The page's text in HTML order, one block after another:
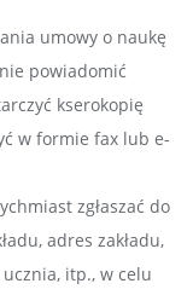
umowy o naukę
powiadomić
kserokopię
w formie fax lub e-
zgłaszać do
adres zakładu,
itp., w celu